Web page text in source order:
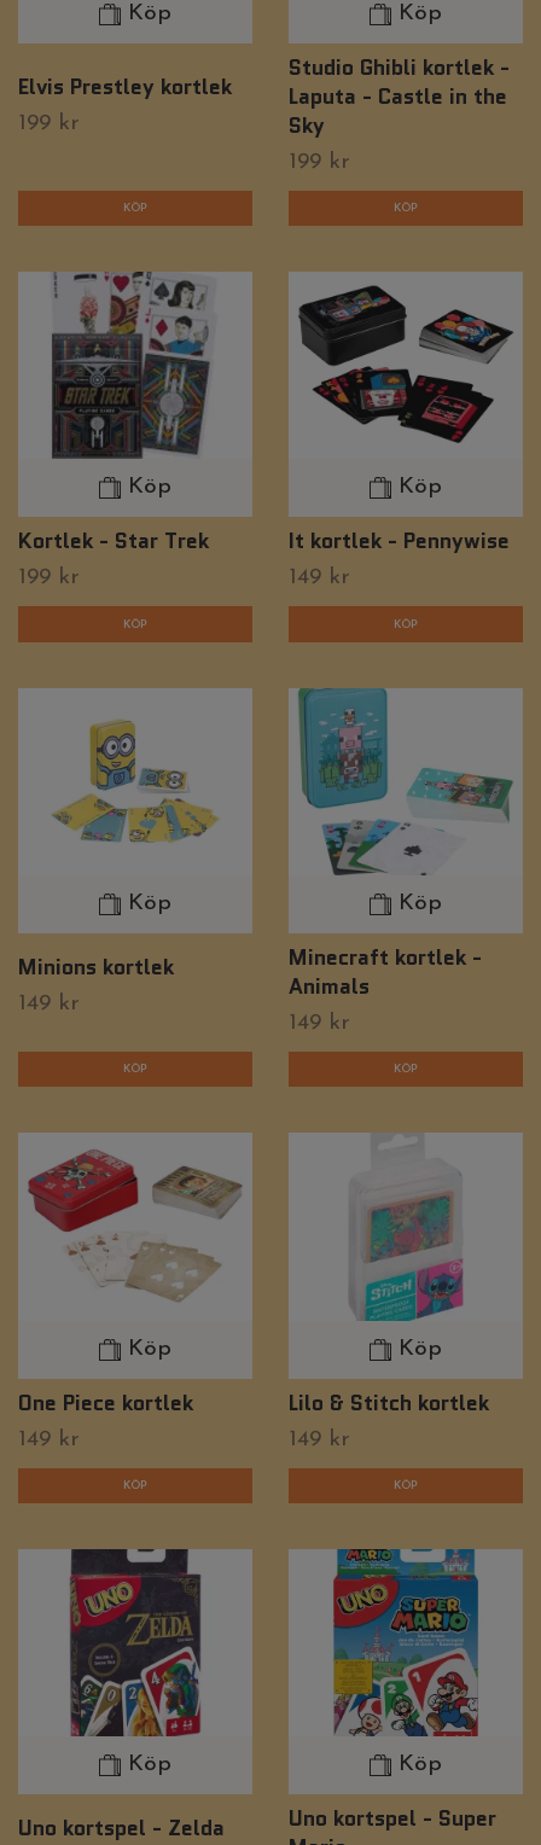
Köp
Elvis Prestley kortlek
199 kr
Köp
Studio Ghibli kortlek -
Laputa - Castle in the
Sky
199 kr
Köp
Kortlek - Star Trek
199 kr
Köp
It kortlek - Pennywise
149 kr
Köp
Minions kortlek
149 kr
Köp
Minecraft kortlek -
Animals
149 kr
Köp
One Piece kortlek
149 kr
Köp
Lilo & Stitch kortlek
149 kr
Köp
Uno kortspel - Zelda
Köp
Uno kortspel - Super